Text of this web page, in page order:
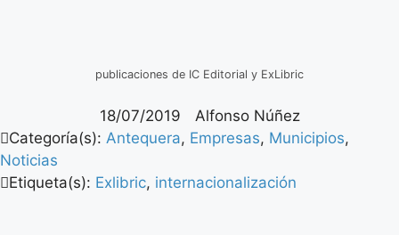
publicaciones de IC Editorial y ExLibric
18/07/2019
Alfonso Núñez
Categoría(s): Antequera, Empresas, Municipios,
Noticias
Etiqueta(s): Exlibric, internacionalización